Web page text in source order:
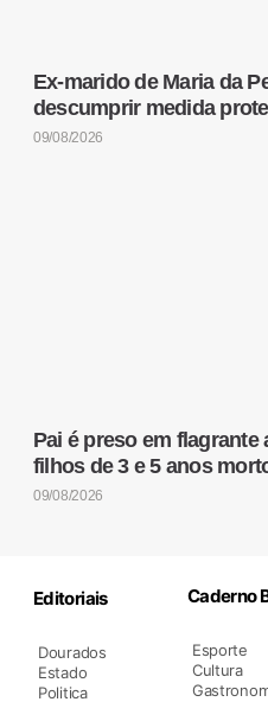
Ex-marido de Maria da
descumprir medida
09/08/2026
Pai é preso em
filhos de 3 e 5 anos
09/08/2026
Editoriais
Dourados
Estado
Politica
Caderno
Esporte
Cultura